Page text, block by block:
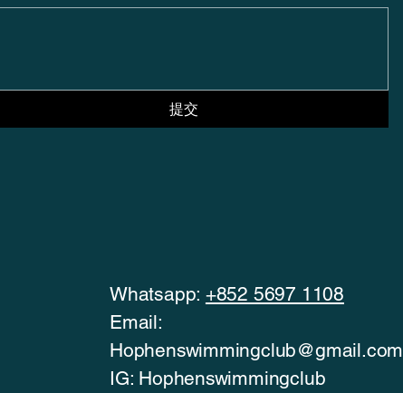
提交
Whatsapp: +852 5697 1108
Email:
Hophenswimmingclub@gmail.com
IG: Hophenswimmingclub